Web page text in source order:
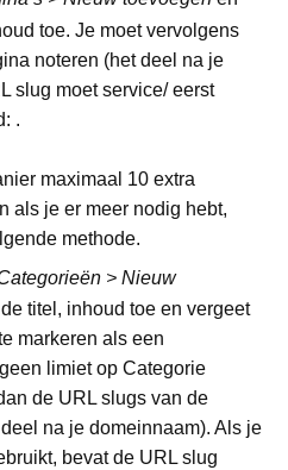
toe. Je moet vervolgens
noteren (het deel na je
slug moet service/ eerst
.
maximaal 10 extra
als je er meer nodig hebt,
methode.
> Nieuw
titel, inhoud toe en vergeet
markeren als een
limiet op Categorie
de URL slugs van de
na je domeinnaam). Als je
bevat de URL slug